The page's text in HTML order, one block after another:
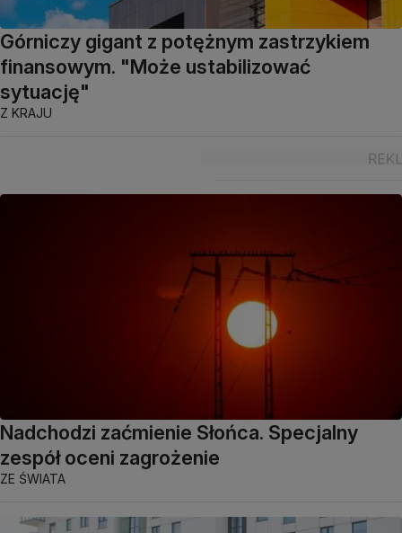
Górniczy gigant z potężnym zastrzykiem
finansowym. "Może ustabilizować
sytuację"
Z KRAJU
Nadchodzi zaćmienie Słońca. Specjalny
zespół oceni zagrożenie
ZE ŚWIATA